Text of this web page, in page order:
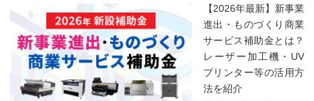
【2026年最新】新事業
進出・ものづくり商業
サービス補助金とは？
レーザー加工機・UV
プリンター等の活用方
法を紹介